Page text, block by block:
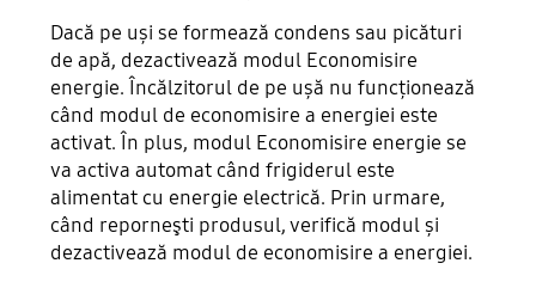
Dacă pe uși se formează condens sau picături
de apă, dezactivează modul Economisire
energie. Încălzitorul de pe ușă nu funcționează
când modul de economisire a energiei este
activat. În plus, modul Economisire energie se
va activa automat când frigiderul este
alimentat cu energie electrică. Prin urmare,
când reporneşti produsul, verifică modul și
dezactivează modul de economisire a energiei.